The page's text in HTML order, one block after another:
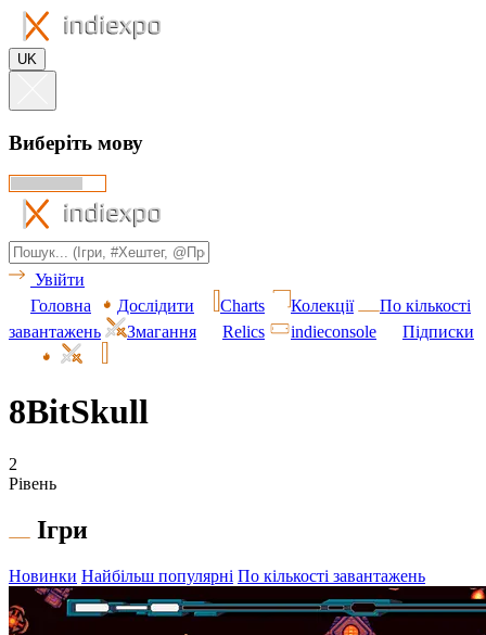
UK
Виберіть мову
Увійти
Головна
Дослідити Charts Колекції
По кількості
завантажень
Змагання Relics indieconsole Підписки
8BitSkull
2
Рівень
Ігри
Новинки Найбільш популярні По кількості завантажень